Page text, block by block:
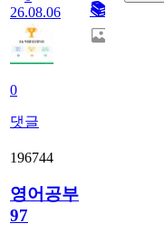
26.08.06
0
댓글
📚
196744
영어공부
97